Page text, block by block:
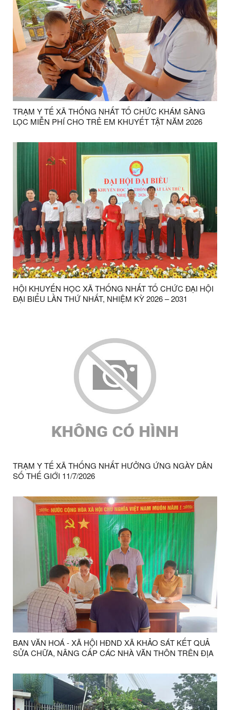
TRẠM Y TẾ XÃ THỐNG NHẤT TỔ CHỨC KHÁM SÀNG
LỌC MIỄN PHÍ CHO TRẺ EM KHUYẾT TẬT NĂM 2026
HỘI KHUYẾN HỌC XÃ THỐNG NHẤT TỔ CHỨC ĐẠI HỘI
ĐẠI BIỂU LẦN THỨ NHẤT, NHIỆM KỲ 2026 – 2031
TRẠM Y TẾ XÃ THỐNG NHẤT HƯỞNG ỨNG NGÀY DÂN
SỐ THẾ GIỚI 11/7/2026
BAN VĂN HOÁ - XÃ HỘI HĐND XÃ KHẢO SÁT KẾT QUẢ
SỬA CHỮA, NÂNG CẤP CÁC NHÀ VĂN THÔN TRÊN ĐỊA